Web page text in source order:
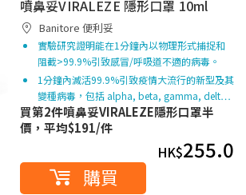
噴鼻妥VIRALEZE 隱形口罩 10ml
Banitore 便利妥
實驗研究證明能在1分鐘內以物理形式捕捉和
阻截>99.9%引致感冒/呼吸道不適的病毒。
1分鐘內滅活99.9%引致疫情大流行的新型及其
變種病毒，包括 alpha, beta, gamma, delt…
買第2件噴鼻妥VIRALEZE隱形口罩半
價，平均$191/件
HK$255.0
購買